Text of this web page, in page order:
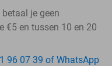
je geen
€5 en tussen 10 en 20
96 07 39 of WhatsApp